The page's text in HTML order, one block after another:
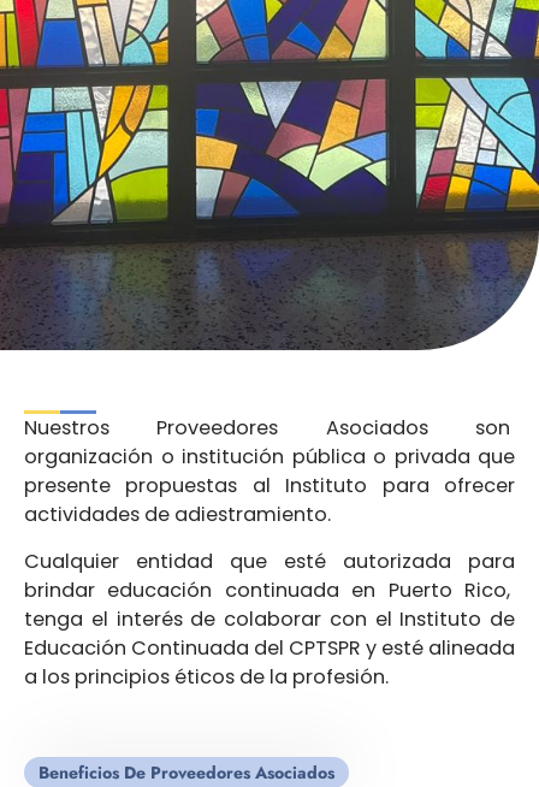
Beneficios De Proveedores Asociados
Nuestros Proveedores Asociados son
organización o institución pública o privada que
presente propuestas al Instituto para ofrecer
actividades de adiestramiento.
Cualquier entidad que esté autorizada para
brindar educación continuada en Puerto Rico,
tenga el interés de colaborar con el Instituto de
Educación Continuada del CPTSPR y esté alineada
a los principios éticos de la profesión.